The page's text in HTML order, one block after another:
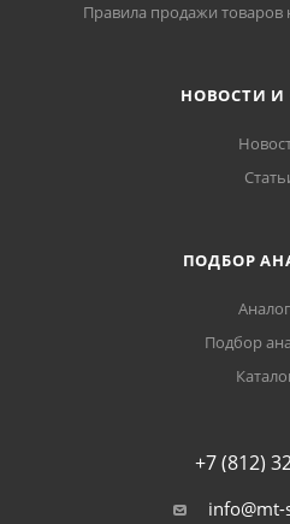
Правила продажи товаров
НОВОСТИ И
ПОДБОР
Подбор
+7 (812)